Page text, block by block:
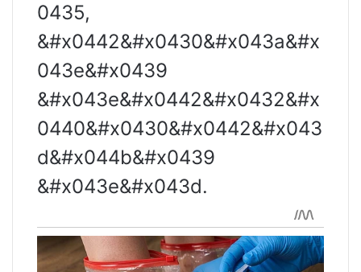
0435,
&#x0442&#x0430&#x043a&#x
043e&#x0439
&#x043e&#x0442&#x0432&#x
0440&#x0430&#x0442&#x043
d&#x044b&#x0439
&#x043e&#x043d.